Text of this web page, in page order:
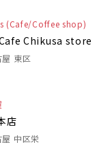
(Cafe/Coffee shop)
Chikusa store
屋 東区
店
屋 中区栄